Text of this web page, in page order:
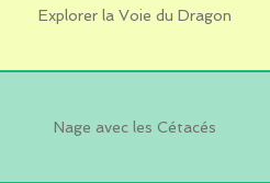
Explorer la Voie du Dragon
Nage avec les Cétacés